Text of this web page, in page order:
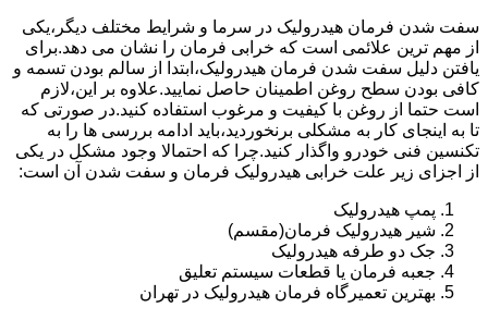
سفت شدن فرمان هیدرولیک در سرما و شرایط مختلف دیگر،یکی
از مهم ترین علائمی است که خرابی فرمان را نشان می دهد.برای
یافتن دلیل سفت شدن فرمان هیدرولیک،ابتدا از سالم بودن تسمه و
کافی بودن سطح روغن اطمینان حاصل نمایید.علاوه بر این،لازم
است حتما از روغن با کیفیت و مرغوب استفاده کنید.در صورتی که
تا به اینجای کار به مشکلی برنخوردید،باید ادامه بررسی ها را به
تکنسین فنی خودرو واگذار کنید.چرا که احتمالا وجود مشکل در یکی
از اجزای زیر علت خرابی هیدرولیک فرمان و سفت شدن آن است:
پمپ هیدرولیک
شیر هیدرولیک فرمان(مقسم)
جک دو طرفه هیدرولیک
جعبه فرمان یا قطعات سیستم تعلیق
بهترین تعمیرگاه فرمان هیدرولیک در تهران